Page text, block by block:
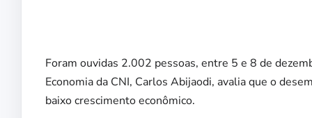
Foram ouvidas 2.002 pessoas, entre 5 e 8 de
Economia da CNI, Carlos Abijaodi, avalia que o
baixo crescimento econômico.